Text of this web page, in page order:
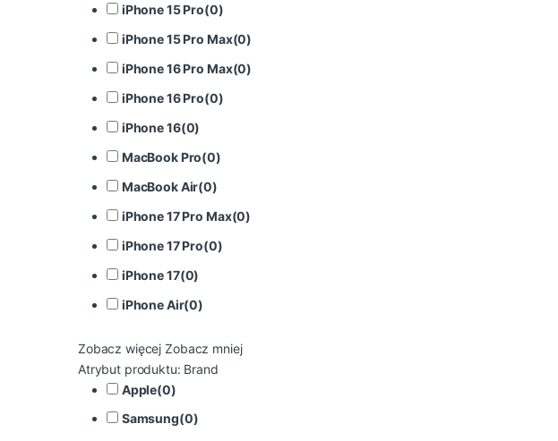
iPhone 15 Pro(0)
iPhone 15 Pro Max(0)
iPhone 16 Pro Max(0)
iPhone 16 Pro(0)
iPhone 16(0)
MacBook Pro(0)
MacBook Air(0)
iPhone 17 Pro Max(0)
iPhone 17 Pro(0)
iPhone 17(0)
iPhone Air(0)
Zobacz więcej Zobacz mniej
Atrybut produktu: Brand
Apple(0)
Samsung(0)